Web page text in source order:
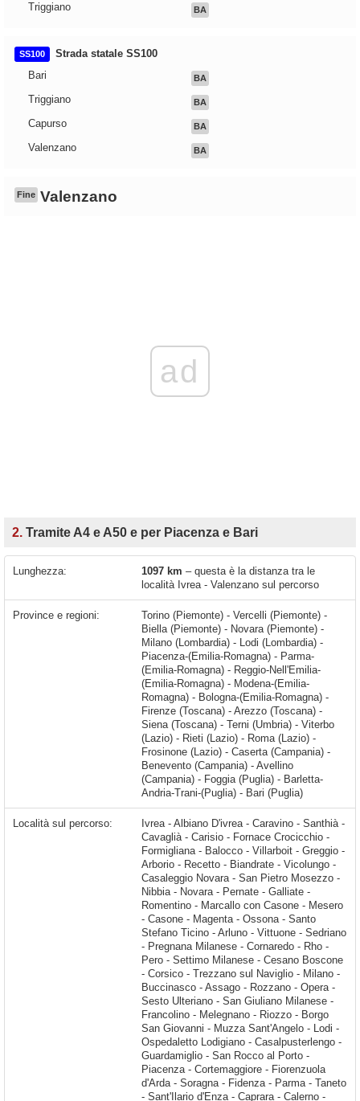
Triggiano BA
SS100
Strada statale SS100
Bari
BA
Triggiano BA
Capurso BA
Valenzano BA
Fine Valenzano
ad
2. Tramite A4 e A50 e per Piacenza e Bari
Lunghezza: 1097 km – questa è la distanza tra le
località Ivrea - Valenzano sul percorso
Province e regioni:
Torino (Piemonte) - Vercelli (Piemonte) -
Biella (Piemonte) - Novara (Piemonte) -
Milano (Lombardia) - Lodi (Lombardia) -
Piacenza-(Emilia-Romagna) - Parma-
(Emilia-Romagna) - Reggio-Nell'Emilia-
(Emilia-Romagna) - Modena-(Emilia-
Romagna) - Bologna-(Emilia-Romagna) -
Firenze (Toscana) - Arezzo (Toscana) -
Siena (Toscana) - Terni (Umbria) - Viterbo
(Lazio) - Rieti (Lazio) - Roma (Lazio) -
Frosinone (Lazio) - Caserta (Campania) -
Benevento (Campania) - Avellino
(Campania) - Foggia (Puglia) - Barletta-
Andria-Trani-(Puglia) - Bari (Puglia)
Località sul percorso: Ivrea - Albiano D'ivrea - Caravino - Santhià - Cavaglià - Carisio - Fornace Crocicchio - Formigliana - Balocco - Villarboit - Greggio - Arborio - Recetto - Biandrate - Vicolungo - Casaleggio Novara - San Pietro Mosezzo - Nibbia - Novara - Pernate - Galliate - Romentino - Marcallo con Casone - Mesero - Casone - Magenta - Ossona - Santo Stefano Ticino - Arluno - Vittuone - Sedriano - Pregnana Milanese - Cornaredo - Rho - Pero - Settimo Milanese - Cesano Boscone -